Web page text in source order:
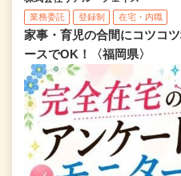
業務委託 登録制 在宅・内職
家事・育児の合間にコツコ
ースでOK！〈福岡県〉